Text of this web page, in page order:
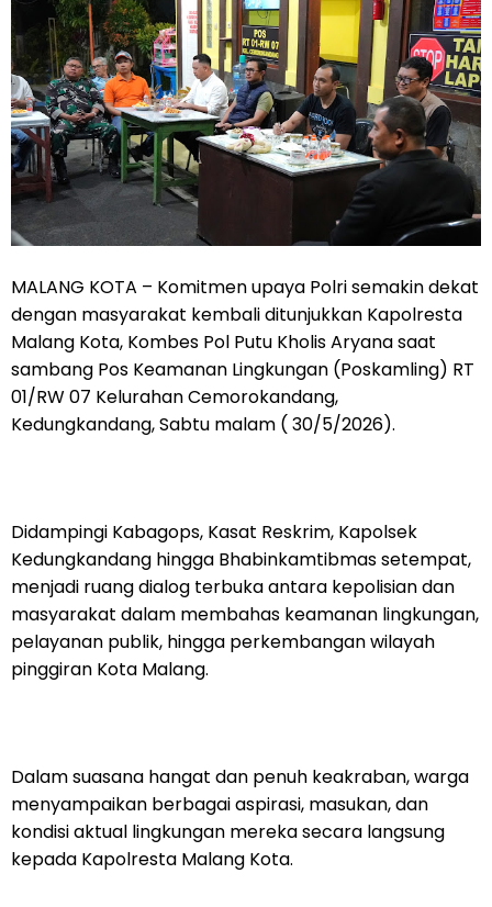
MALANG KOTA – Komitmen upaya Polri semakin dekat
dengan masyarakat kembali ditunjukkan Kapolresta
Malang Kota, Kombes Pol Putu Kholis Aryana saat
sambang Pos Keamanan Lingkungan (Poskamling) RT
01/RW 07 Kelurahan Cemorokandang,
Kedungkandang, Sabtu malam ( 30/5/2026).
Didampingi Kabagops, Kasat Reskrim, Kapolsek
Kedungkandang hingga Bhabinkamtibmas setempat,
menjadi ruang dialog terbuka antara kepolisian dan
masyarakat dalam membahas keamanan lingkungan,
pelayanan publik, hingga perkembangan wilayah
pinggiran Kota Malang.
Dalam suasana hangat dan penuh keakraban, warga
menyampaikan berbagai aspirasi, masukan, dan
kondisi aktual lingkungan mereka secara langsung
kepada Kapolresta Malang Kota.